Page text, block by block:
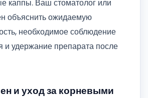
каппы. Ваш стоматолог или
объяснить ожидаемую
необходимое соблюдение
и удержание препарата после
и уход за корневыми